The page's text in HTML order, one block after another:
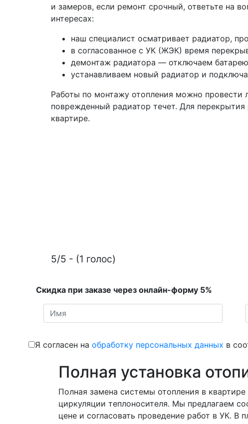
и замеров, если ремонт срочный, ответьте на
интересах:
наш специалист осматривает радиатор,
в согласованное с УК (ЖЭК) время
демонтаж радиатора — отключаем
устанавливаем новый радиатор и
Работы по монтажу отопления можно провести
поврежденный радиатор течет. Для
квартире.
5/5 - (1 голос)
Скидка при заказе через онлайн-форму 5%
Я согласен на обработку персональных данных в
Полная установка
Полная замена системы отопления в
циркуляции теплоносителя. Мы предлагаем
цене и согласовать проведение работ в УК.